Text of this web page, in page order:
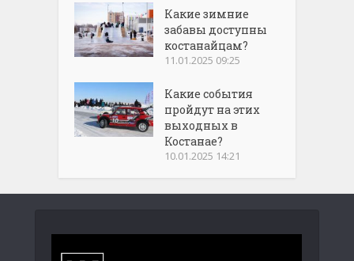
Какие зимние
забавы доступны
костанайцам?
11.01.2025 09:25
Какие события
пройдут на этих
выходных в
Костанае?
10.01.2025 14:21